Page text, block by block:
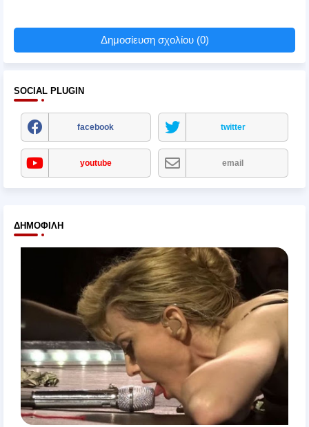
Δημοσίευση σχολίου (0)
SOCIAL PLUGIN
facebook twitter
youtube email
ΔΗΜΟΦΙΛΉ